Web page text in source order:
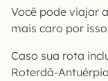
Você pode viajar
mais caro por
Caso sua rota
Roterdã-